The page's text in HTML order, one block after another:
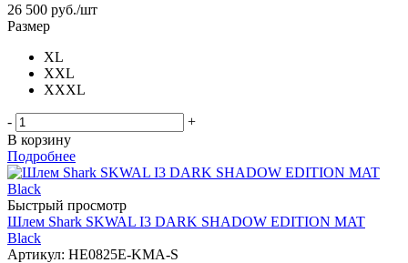
26 500 руб./шт
Размер
XL
XXL
XXXL
-
+
В корзину
Подробнее
Быстрый просмотр
Шлем Shark SKWAL I3 DARK SHADOW EDITION MAT
Black
Артикул: HE0825E-KMA-S